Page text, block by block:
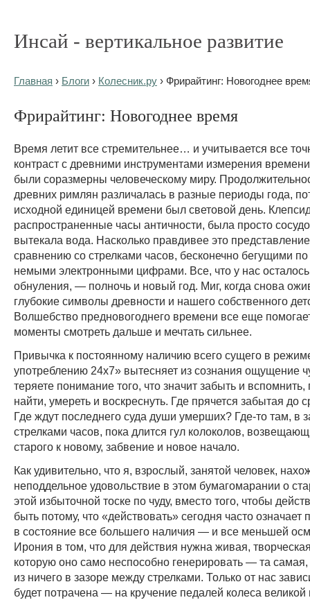
Инсай - вертикальное развитие
Главная › Блоги › Колесник.ру › Фрирайтинг: Новогоднее
Фрирайтинг: Новогоднее время
Время летит все стремительнее… и учитывается все
контраст с древними инструментами измерения
были соразмерны человеческому миру.
древних римлян различалась в разные периоды года,
исходной единицей времени был световой день.
распространенные часы античности, была просто
вытекала вода. Насколько правдивее это
сравнению со стрелками часов, бесконечно бегущими по
немыми электронными цифрами. Все, что у нас
обнуления, — полночь и новый год. Миг, когда снова
глубокие символы древности и нашего собственного
Волшебство предновогоднего времени все еще
моменты смотреть дальше и мечтать сильнее.
Привычка к постоянному наличию всего сущего в
употреблению 24х7» вытесняет из сознания ощущение
теряете понимание того, что значит забыть и вспомнить,
найти, умереть и воскреснуть. Где прячется забытая до
Где ждут последнего суда души умерших? Где-то там, в
стрелками часов, пока длится гул колоколов,
старого к новому, забвение и новое начало.
Как удивительно, что я, взрослый, занятой человек,
неподдельное удовольствие в этом бумагомарании о
этой избыточной тоске по чуду, вместо того, чтобы
быть потому, что «действовать» сегодня часто означает
в состояние все большего наличия — и все меньшей
Ирония в том, что для действия нужна живая,
которую оно само неспособно генерировать — та самая,
из ничего в зазоре между стрелками. Только от нас
будет потрачена — на кручение педалей колеса